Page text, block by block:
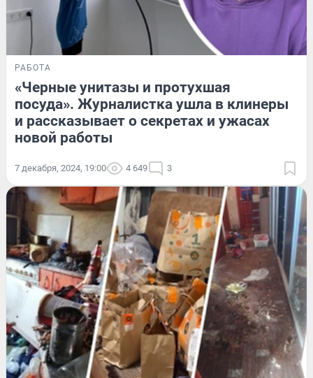
РАБОТА
«Черные унитазы и протухшая
посуда». Журналистка ушла в клинеры
и рассказывает о секретах и ужасах
новой работы
7 декабря, 2024, 19:00 4 649 3